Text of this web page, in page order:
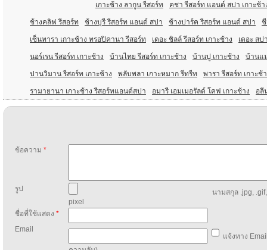
เกาะช้าง ลากูน รีสอร์ท คชา รีสอร์ท แอนด์ สปา เกาะช้า
ช้างคลิฟ รีสอร์ท ช้างบุรี รีสอร์ท แอนด์ สปา ช้างปาร์ค รีสอร์ท แอนด์ สปา
เซ็นทารา เกาะช้าง ทรอปิคานา รีสอร์ท เดอะ ชิลล์ รีสอร์ท เกาะช้าง เดอะ สป
นอร์เรน รีสอร์ท เกาะช้าง บ้านไทย รีสอร์ท เกาะช้าง บ้านปู เกาะช้าง บ้านแ
ปานวิมาน รีสอร์ท เกาะช้าง พลับพลา เกาะหมาก รีทรีท พารา รีสอร์ท เกาะช้
รามายานา เกาะช้าง รีสอร์ทแอนด์สปา อมารี เอมเมอรัลด์ โคฟ เกาะช้าง อลี
ข้อความ *
รูป
นามสกุล .jpg,
pixel
ชื่อที่ใช้แสดง *
Email
แจ้งทาง